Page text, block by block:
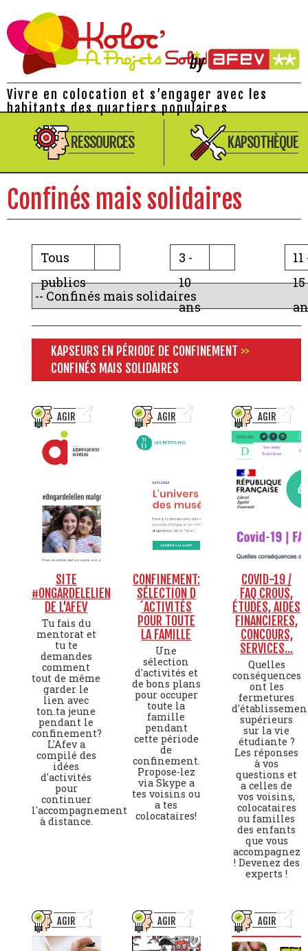
Vivre en colocation et s’engager avec les
habitants des quartiers populaires
RESSOURCES KAPSOTHÈQUE
Confinés mais solidaires
Tous
publics
3 -
10
ans
11
15
KAPSEURS EN PÉRIODE DE CONFINEMENT >>
CONFINÉS MAIS SOLIDAIRES
AGIR
SITE
#ONGARDELELIEN
DE L'AFEV
Tu fais du
mentorat et
tu te
demandes
comment
tout de même
garder le
lien avec
ton.ta jeune
pendant le
confinement?
L'Afev a
compilé des
idées
d'activités
pour
continuer
l'accompagnement
à distance.
AGIR
CONFINEMENT:
SÉLECTION D
´ACTIVITÉS
POUR TOUTE
LA FAMILLE
Une
sélection
d'activités et
de bons plans
pour occuper
toute la
famille
pendant
cette période
de
confinement.
Propose-lez
via Skype a
tes voisins ou
a tes
colocataires!
AGIR
COVID-19 /
FAQ CROUS,
ÉTUDES, AIDES
FINANCIERES,
CONCOURS,
SERVICES...
Quelles
conséquences
ont les
fermetures
supérieurs
sur la vie
étudiante ?
Les réponses
à vos
questions et
a celles de
vos voisins,
colocataires
ou familles
des enfants
que vous
accompagnez
! Devenez des
experts !
AGIR AGIR AGIR